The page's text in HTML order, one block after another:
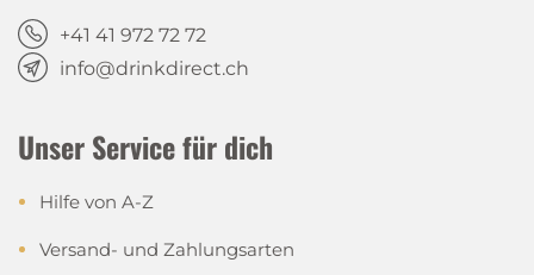
+41 41 972 72 72
info@drinkdirect.ch
Unser Service für dich
Hilfe von A-Z
Versand- und Zahlungsarten